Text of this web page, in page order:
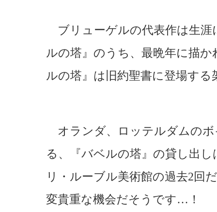
ブリューゲルの代表作は生涯
ルの塔』のうち、最晩年に描
ルの塔』は旧約聖書に登場する
オランダ、ロッテルダムのボ
る、『バベルの塔』の貸し出し
リ・ルーブル美術館の過去2回
変貴重な機会だそうです…！